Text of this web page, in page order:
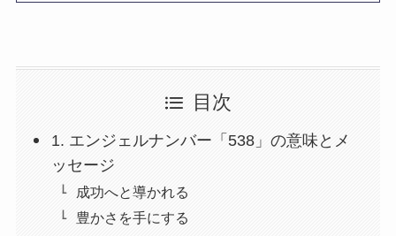
目次
1. エンジェルナンバー「538」の意味とメ
ッセージ
成功へと導かれる
豊かさを手にする